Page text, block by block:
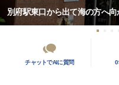
別府駅東口から出て海の方へ向
チャットでAIに質問